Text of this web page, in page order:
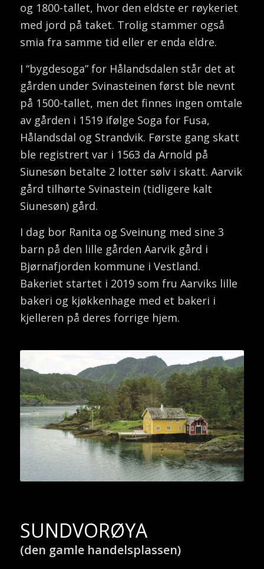
og 1800-tallet, hvor den eldste er røykeriet
med jord på taket. Trolig stammer også
smia fra samme tid eller er enda eldre.
I “bygdesoga” for Hålandsdalen står det at
gården under Svinasteinen først ble nevnt
på 1500-tallet, men det finnes ingen omtale
av gården i 1519 ifølge Soga for Fusa,
Hålandsdal og Strandvik. Første gang skatt
ble registrert var i 1563 da Arnold på
Siunesøn betalte 2 lotter sølv i skatt. Aarvik
gård tilhørte Svinastein (tidligere kalt
Siunesøn) gård.
I dag bor Ranita og Sveinung med sine 3
barn på den lille gården Aarvik gård i
Bjørnafjorden kommune i Vestland.
Bakeriet startet i 2019 som fru Aarviks lille
bakeri og kjøkkenhage med et bakeri i
kjelleren på deres forrige hjem.
SUNDVORØYA
(den gamle handelsplassen)